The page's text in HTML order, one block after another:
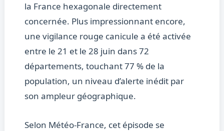
la France hexagonale directement
concernée. Plus impressionnant encore,
une vigilance rouge canicule a été activée
entre le 21 et le 28 juin dans 72
départements, touchant 77 % de la
population, un niveau d’alerte inédit par
son ampleur géographique.
Selon Météo-France, cet épisode se